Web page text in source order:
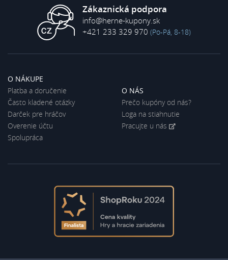
Zákaznická podpora
info@herne-kupony.sk
+421 233 329 970 (Po-Pá, 8-18)
O NÁKUPE
Platba a doručenie
Často kladené otázky
Darček pre hráčov
Overenie účtu
Spolupráca
O NÁS
Prečo kupóny od nás?
Loga na stiahnutie
Pracujte u nás